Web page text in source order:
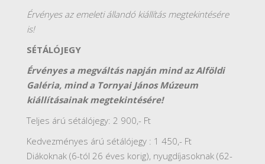
Érvényes az emeleti állandó kiállításmegtekintésére
is!
SÉTÁLÓJEGY
Érvényes a megváltás napján mind az Alföldi
Galéria, mind a Tornyai János Múzeum
kiállításainakmegtekintésére!
Teljes árú sétálójegy: 2 900,- Ft
Kedvezményes árú sétálójegy : 1 450,- Ft
Diákoknak (6-tól 26 éves korig), nyugdíjasoknak (62-